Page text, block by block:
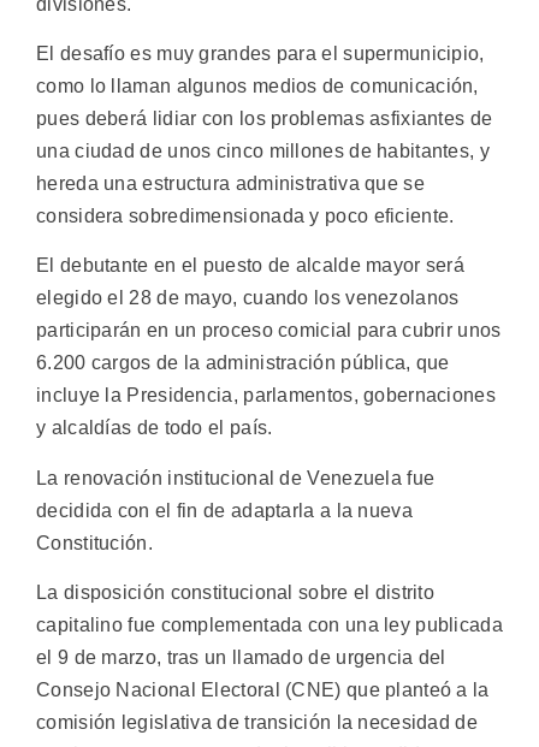
El desafío es muy grandes para el supermunicipio,
como lo llaman algunos medios de comunicación,
pues deberá lidiar con los problemas asfixiantes de
una ciudad de unos cinco millones de habitantes, y
hereda una estructura administrativa que se
considera sobredimensionada y poco eficiente.
El debutante en el puesto de alcalde mayor será
elegido el 28 de mayo, cuando los venezolanos
participarán en un proceso comicial para cubrir unos
6.200 cargos de la administración pública, que
incluye la Presidencia, parlamentos, gobernaciones
y alcaldías de todo el país.
La renovación institucional de Venezuela fue
decidida con el fin de adaptarla a la nueva
Constitución.
La disposición constitucional sobre el distrito
capitalino fue complementada con una ley publicada
el 9 de marzo, tras un llamado de urgencia del
Consejo Nacional Electoral (CNE) que planteó a la
comisión legislativa de transición la necesidad de